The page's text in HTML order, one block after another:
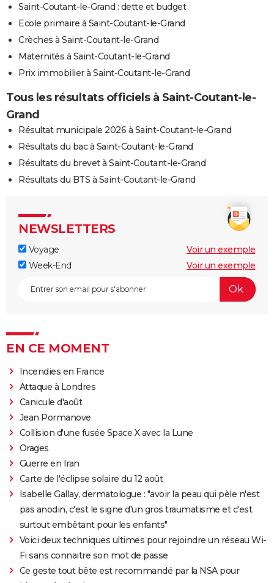
Saint-Coutant-le-Grand : dette et budget
Ecole primaire à Saint-Coutant-le-Grand
Crèches à Saint-Coutant-le-Grand
Maternités à Saint-Coutant-le-Grand
Prix immobilier à Saint-Coutant-le-Grand
Tous les résultats officiels à Saint-Coutant-le-
Grand
Résultat municipale 2026 à Saint-Coutant-le-Grand
Résultats du bac à Saint-Coutant-le-Grand
Résultats du brevet à Saint-Coutant-le-Grand
Résultats du BTS à Saint-Coutant-le-Grand
NEWSLETTERS
Voyage
Voir un exemple
Week-End
Voir un exemple
EN CE MOMENT
Incendies en France
Attaque à Londres
Canicule d'août
Jean Pormanove
Collision d'une fusée Space X avec la Lune
Orages
Guerre en Iran
Carte de l'éclipse solaire du 12 août
Isabelle Gallay, dermatologue : "avoir la peau qui pèle n'est
pas anodin, c'est le signe d'un gros traumatisme et c'est
surtout embêtant pour les enfants"
Voici deux techniques ultimes pour rejoindre un réseau Wi-
Fi sans connaitre son mot de passe
Ce geste tout bête est recommandé par la NSA pour